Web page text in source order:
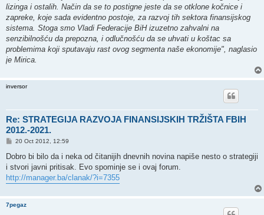
lizinga i ostalih. Način da se to postigne jeste da se otklone kočnice i
zapreke, koje sada evidentno postoje, za razvoj tih sektora finansijskog
sistema. Stoga smo Vladi Federacije BiH izuzetno zahvalni na
senzibilnošću da prepozna, i odlučnošću da se uhvati u koštac sa
problemima koji sputavaju rast ovog segmenta naše ekonomije", naglasio
je Mirica.
inversor
Re: STRATEGIJA RAZVOJA FINANSIJSKIH TRŽIŠTA FBIH
2012.-2021.
P
s
20 Oct 2012, 12:59
Dobro bi bilo da i neka od čitanijih dnevnih novina napiše nesto o strategiji
i stvori javni pritisak. Evo spominje se i ovaj forum.
http://manager.ba/clanak/?i=7355
7pegaz